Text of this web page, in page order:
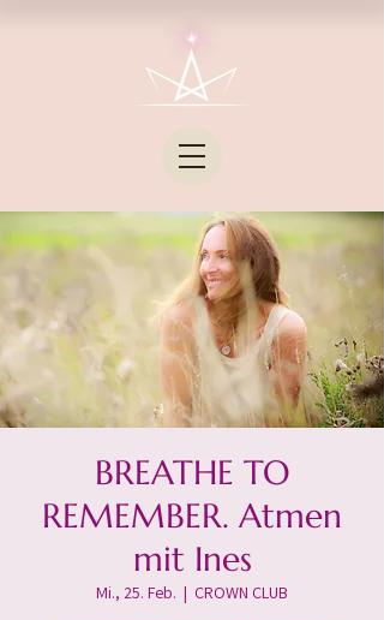
BREATHE TO
REMEMBER. Atmen
mit Ines
Mi., 25. Feb.
  |
CROWN CLUB